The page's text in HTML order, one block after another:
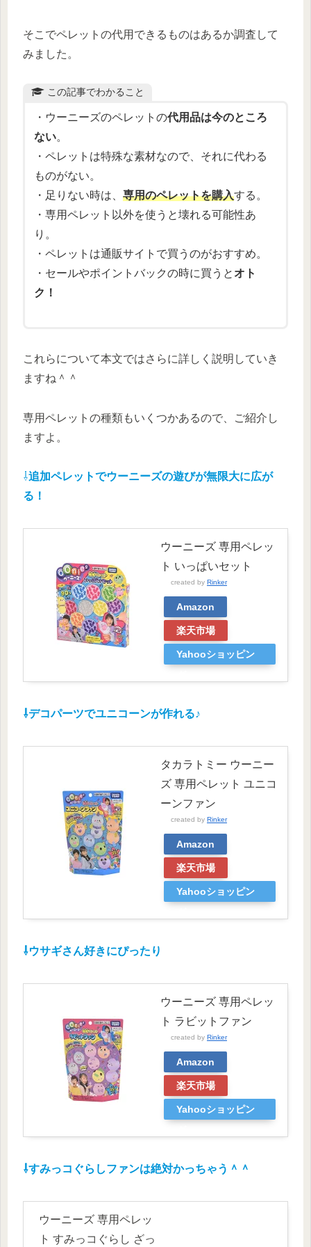
そこでペレットの代用できるものはあるか調査して
みました。
この記事でわかること
・ウーニーズのペレットの代用品は今のところ
ない。
・ペレットは特殊な素材なので、それに代わる
ものがない。
・足りない時は、 専用のペレットを購入する。
・専用ペレット以外を使うと壊れる可能性あ
り。
・ペレットは通販サイトで買うのがおすすめ。
・セールやポイントバックの時に買うと オト
ク！
これらについて本文ではさらに詳しく説明していき
ますね＾＾
専用ペレットの種類もいくつかあるので、ご紹介し
ますよ。
⇩追加ペレットでウーニーズの遊びが無限大に広が
る！
ウーニーズ 専用ペレッ
ト いっぱいセット
created by Rinker
Amazon
楽天市場
Yahooショッピン
⇩デコパーツでユニコーンが作れる♪
タカラトミー ウーニー
ズ 専用ペレット ユニコ
ーンファン
created by Rinker
Amazon
楽天市場
Yahooショッピン
⇩ウサギさん好きにぴったり
ウーニーズ 専用ペレッ
ト ラビットファン
created by Rinker
Amazon
楽天市場
Yahooショッピン
⇩すみっコぐらしファンは絶対かっちゃう＾＾
ウーニーズ 専用ペレッ
ト すみっコぐらし ざっ